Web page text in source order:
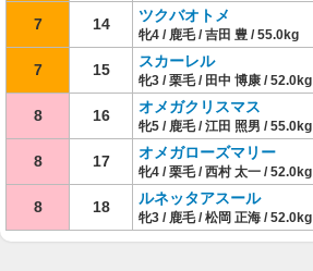
7 14 ツクバオトメ
牝4 / 鹿毛 / 吉田 豊 / 55.0kg
7 15 スカーレル
牝3 / 栗毛 / 田中 博康 / 52.0kg
8 16 オメガクリスマス
牝5 / 鹿毛 / 江田 照男 / 55.0kg
8 17 オメガローズマリー
牝4 / 栗毛 / 西村 太一 / 52.0kg
8 18 ルネッタアスール
牝3 / 鹿毛 / 松岡 正海 / 52.0kg